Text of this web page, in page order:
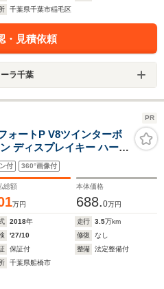
千葉県千葉市稲毛区
・見積依頼
ラ千葉
PR
ートP V8ツインターボ
ディスプレイキー ハーマ
ンチレーション マッサー
ニッシュ カーボンルーフ
付 360°画像付
総額
万円
本体価格
688.0万円
2018年 走行 3.5万km
'27/10 修復
なし
保証付 整備
法定整備付
千葉県船橋市